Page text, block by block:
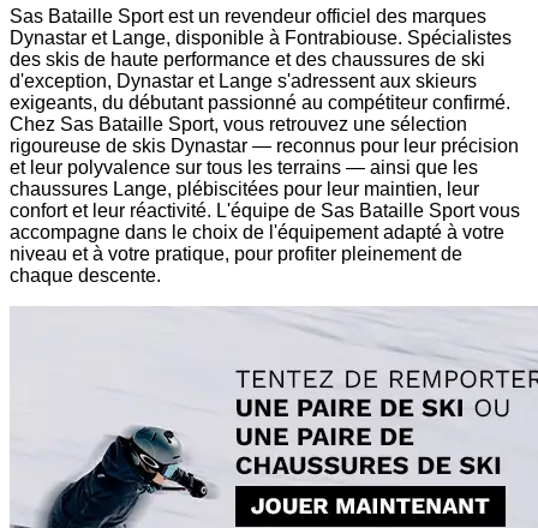
Sas Bataille Sport est un revendeur officiel des marques
Dynastar et Lange, disponible à Fontrabiouse. Spécialistes
des skis de haute performance et des chaussures de ski
d'exception, Dynastar et Lange s'adressent aux skieurs
exigeants, du débutant passionné au compétiteur confirmé.
Chez Sas Bataille Sport, vous retrouvez une sélection
rigoureuse de skis Dynastar — reconnus pour leur précision
et leur polyvalence sur tous les terrains — ainsi que les
chaussures Lange, plébiscitées pour leur maintien, leur
confort et leur réactivité. L'équipe de Sas Bataille Sport vous
accompagne dans le choix de l'équipement adapté à votre
niveau et à votre pratique, pour profiter pleinement de
chaque descente.